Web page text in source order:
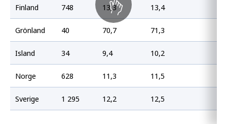
Finland 748 13,3 13,4
Grönland 40 70,7 71,3
Island 34 9,4 10,2
Norge 628 11,3 11,5
Sverige 1 295 12,2 12,5